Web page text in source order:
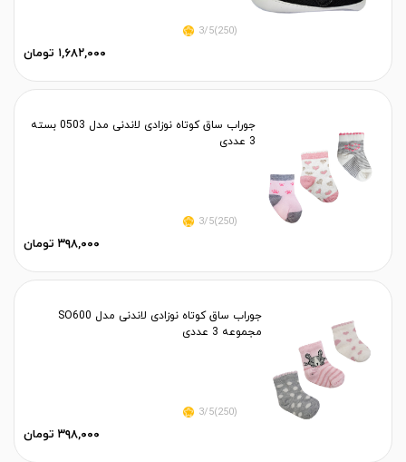
(250)3/5
۱,۶۸۲,۰۰۰ تومان
جوراب ساق کوتاه نوزادی لاندنی مدل 0503 بسته
3 عددی
(250)3/5
۳۹۸,۰۰۰ تومان
جوراب ساق کوتاه نوزادی لاندنی مدل SO600
مجموعه 3 عددی
(250)3/5
۳۹۸,۰۰۰ تومان